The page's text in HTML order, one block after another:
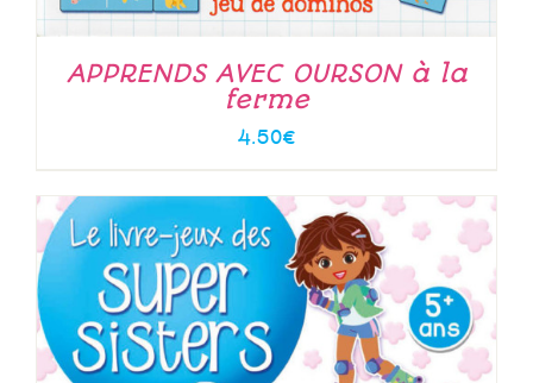
APPRENDS AVEC OURSON à la
ferme
4.50€